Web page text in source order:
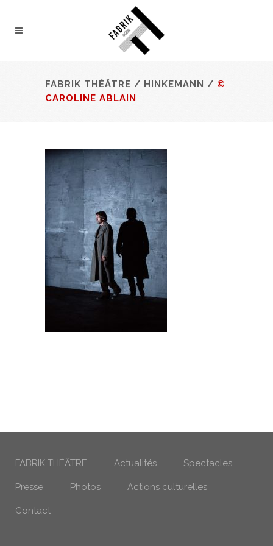
FABRIK THÉÂTRE / HINKEMANN / ©
CAROLINE ABLAIN
FABRIK THÉÂTRE Actualités Spectacles
Presse Photos Actions culturelles
Contact